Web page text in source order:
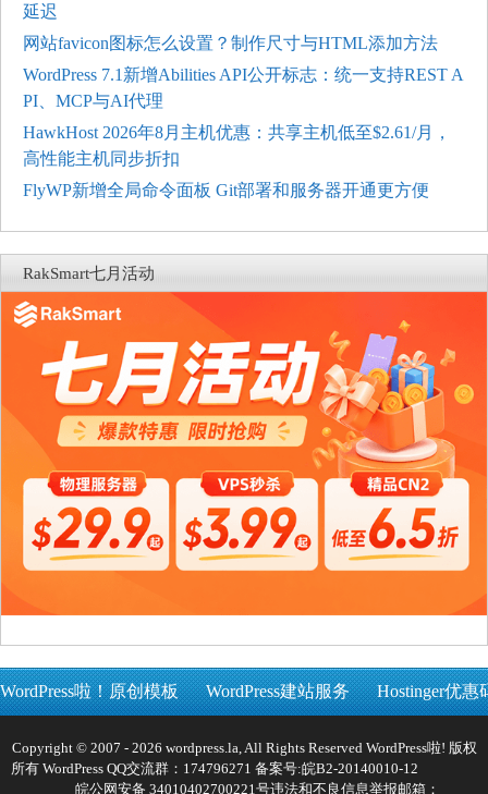
延迟
网站favicon图标怎么设置？制作尺寸与HTML添加方法
WordPress 7.1新增Abilities API公开标志：统一支持REST A
PI、MCP与AI代理
HawkHost 2026年8月主机优惠：共享主机低至$2.61/月，
高性能主机同步折扣
FlyWP新增全局命令面板 Git部署和服务器开通更方便
RakSmart七月活动
WordPress啦！原创模板 WordPress建站服务 Hostinger优惠
Copyright © 2007 - 2026 wordpress.la, All Rights Reserved WordPress啦! 版权
所有 WordPress QQ交流群：174796271 备案号:皖B2-20140010-12
皖公网安备 34010402700221号违法和不良信息举报邮箱：